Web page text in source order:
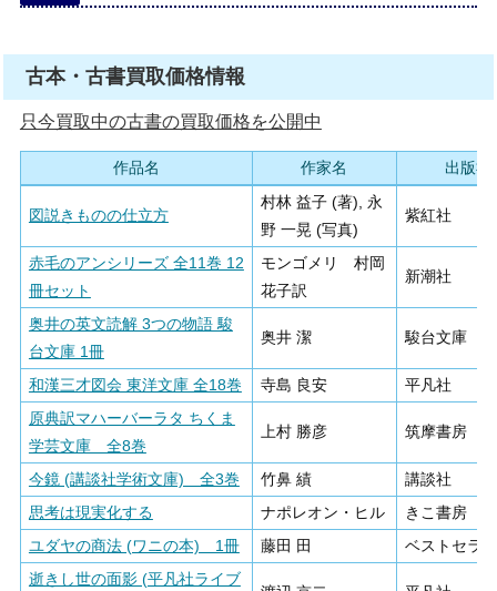
古本・古書買取価格情報
只今買取中の古書の買取価格を公開中
作品名 作家名 出版社
図説きものの仕立方
村林 益子 (著), 永
野 一晃 (写真)
紫紅社
赤毛のアンシリーズ 全11巻 12
冊セット
モンゴメリ 村岡
花子訳
新潮社
奥井の英文読解 3つの物語 駿
台文庫 1冊
奥井 潔 駿台文庫
和漢三才図会 東洋文庫 全18巻 寺島 良安
平凡社
原典訳マハーバーラタ ちくま
学芸文庫 全8巻
上村 勝彦 筑摩書房
今鏡 (講談社学術文庫) 全3巻 竹鼻 績
講談社
思考は現実化する
ナポレオン・ヒル
きこ書房
ユダヤの商法 (ワニの本) 1冊
藤田 田
ベストセラ
逝きし世の面影 (平凡社ライブ